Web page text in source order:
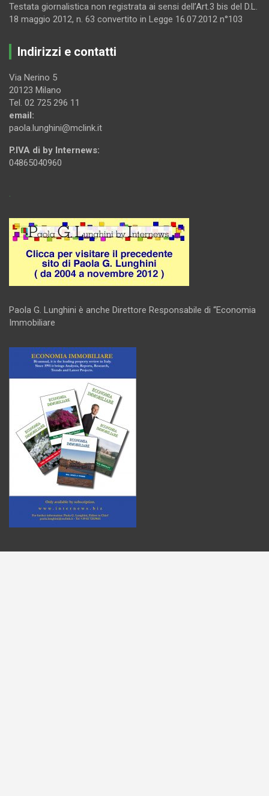
Testata giornalistica non registrata ai sensi dell’Art.3 bis del D.L.
18 maggio 2012, n. 63 convertito in Legge 16.07.2012 n°103
Indirizzi e contatti
Via Nerino 5
20123 Milano
Tel. 02 725 296 11
email:
paola.lunghini@mclink.it
P.IVA di by Internews:
04865040960
.
Paola G. Lunghini è anche Direttore Responsabile di “Economia
Immobiliare